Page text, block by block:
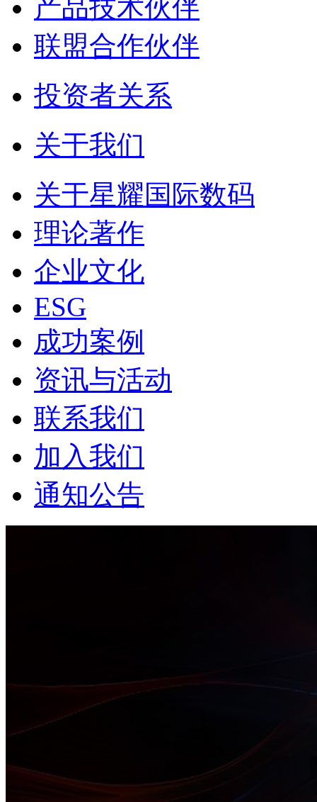
产品技术伙伴
联盟合作伙伴
投资者关系
关于我们
关于星耀国际数码
理论著作
企业文化
ESG
成功案例
资讯与活动
联系我们
加入我们
通知公告